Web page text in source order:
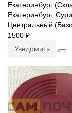
Екатеринбург
Екатеринбург,
Центральный
1500 ₽
Уведомить